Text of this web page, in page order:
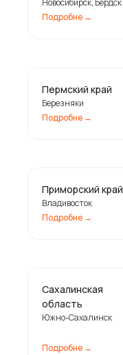
Сахалинская
область
Южно-Сахалинск
Подробне ㅤ→
Пермский край
Березняки
Подробне ㅤ→
Приморский край
Владивосток
Подробне ㅤ→
Новосибирск, Бердск
Подробне ㅤ→